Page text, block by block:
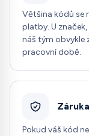
Většina kódů se
platby. U
náš tým obvykle
pracovní době.
Pokud váš kód